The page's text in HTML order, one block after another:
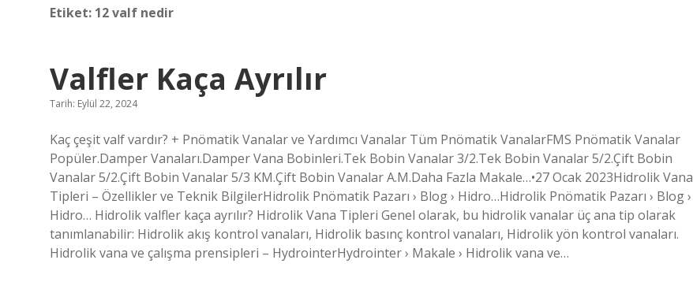
Etiket: 12 valf nedir
Valfler Kaça Ayrılır
Tarih: Eylül 22, 2024
Kaç çeşit valf vardır? + Pnömatik Vanalar ve Yardımcı Vanalar Tüm Pnömatik VanalarFMS Pnömatik Vanalar
Popüler.Damper Vanaları.Damper Vana Bobinleri.Tek Bobin Vanalar 3/2.Tek Bobin Vanalar 5/2.Çift Bobin
Vanalar 5/2.Çift Bobin Vanalar 5/3 KM.Çift Bobin Vanalar A.M.Daha Fazla Makale…•27 Ocak 2023Hidrolik Vana
Tipleri – Özellikler ve Teknik BilgilerHidrolik Pnömatik Pazarı › Blog › Hidro…Hidrolik Pnömatik Pazarı › Blog ›
Hidro… Hidrolik valfler kaça ayrılır? Hidrolik Vana Tipleri Genel olarak, bu hidrolik vanalar üç ana tip olarak
tanımlanabilir: Hidrolik akış kontrol vanaları, Hidrolik basınç kontrol vanaları, Hidrolik yön kontrol vanaları.
Hidrolik vana ve çalışma prensipleri – HydrointerHydrointer › Makale › Hidrolik vana ve…